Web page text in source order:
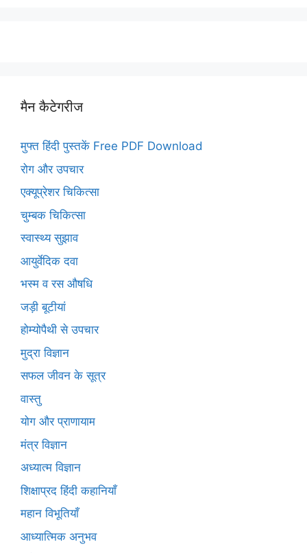
मैन कैटेगरीज
मुफ्त हिंदी पुस्तकें Free PDF Download
रोग और उपचार
एक्यूप्रेशर चिकित्सा
चुम्बक चिकित्सा
स्वास्थ्य सुझाव
आयुर्वेदिक दवा
भस्म व रस औषधि
जड़ी बूटीयां
होम्योपैथी से उपचार
मुद्रा विज्ञान
सफल जीवन के सूत्र
वास्तु
योग और प्राणायाम
मंत्र विज्ञान
अध्यात्म विज्ञान
शिक्षाप्रद हिंदी कहानियाँ
महान विभूतियाँ
आध्यात्मिक अनुभव